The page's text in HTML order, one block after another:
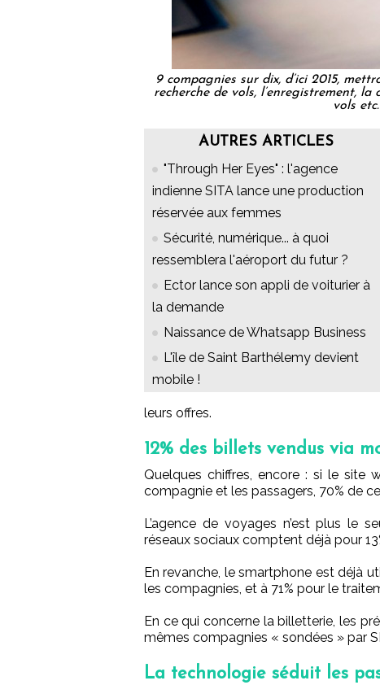
9 compagnies sur dix, d’ici 2015,
recherche de vols, l’enregistrement,
vols
AUTRES ARTICLES
"Through Her Eyes" : l'agence
indienne SITA lance une production
réservée aux femmes
Sécurité, numérique... à quoi
ressemblera l'aéroport du futur ?
Ector lance son appli de voiturier à
la demande
Naissance de Whatsapp Business
L'île de Saint Barthélemy devient
mobile !
leurs offres.
12% des billets vendus via
Quelques chiffres, encore : si le site
compagnie et les passagers, 70% de
L’agence de voyages n’est plus le
réseaux sociaux comptent déjà pour
En revanche, le smartphone est déjà
les compagnies, et à 71% pour le
En ce qui concerne la billetterie, les
mêmes compagnies « sondées » par
La technologie séduit les